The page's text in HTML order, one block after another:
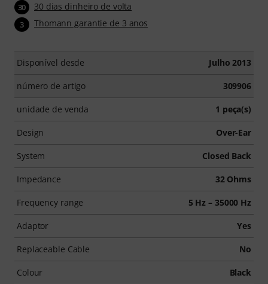
30 30 dias dinheiro de volta
3 Thomann garantie de 3 anos
Disponível desde Julho 2013
número de artigo 309906
unidade de venda 1 peça(s)
Design Over-Ear
System Closed Back
Impedance 32 Ohms
Frequency range 5 Hz – 35000 Hz
Adaptor Yes
Replaceable Cable No
Colour Black